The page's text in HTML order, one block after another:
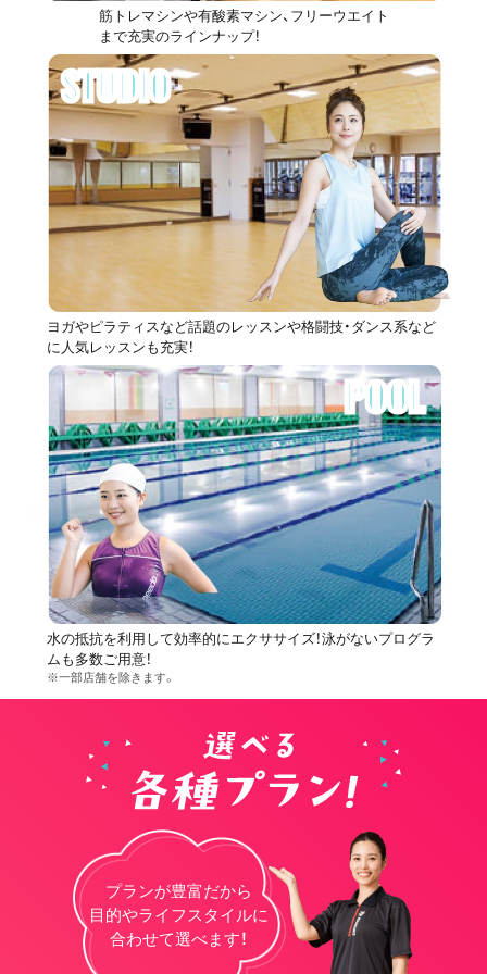
筋トレマシンや有酸素マシン、フリーウエイト
まで充実のラインナップ！
STUDIO
ヨガやピラティスなど話題のレッスンや格闘技・ダンス系など
に人気レッスンも充実！
POOL
水の抵抗を利用して効率的にエクササイズ！泳がないプログラ
ムも多数ご用意！
※一部店舗を除きます。
プランが豊富だから
目的やライフスタイルに
合わせて選べます！